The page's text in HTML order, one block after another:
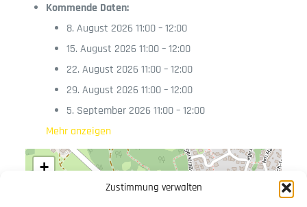
Zustimmung verwalten
Kommende Daten:
8. August 2026 11:00–12:00
15. August 2026 11:00–12:00
22. August 2026 11:00–12:00
29. August 2026 11:00–12:00
5. September 2026 11:00–12:00
Mehr anzeigen
+